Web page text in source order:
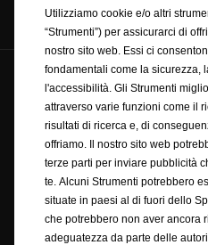
Seguici su
© Opel 2025
Copyright
Condizioni generali di vendita
Privacy policy
Cookie policy
Note legali
Riciclaggio
Preferenze sui cookie
Condizioni generali di vendita
Condizioni generali di vendita
RECEDERE DAL CONTRATTO QUI
Utilizziamo cookie e/o altri
“Strumenti”) per assicurarci di
nostro sito web. Essi ci
fondamentali come la sicurezza,
l'accessibilità. Gli Strumenti
attraverso varie funzioni come il
risultati di ricerca e, di
offriamo. Il nostro sito web
terze parti per inviare pubblicità
te. Alcuni Strumenti potrebbero
situate in paesi al di fuori dello
che potrebbero non aver ancora
adeguatezza da parte delle